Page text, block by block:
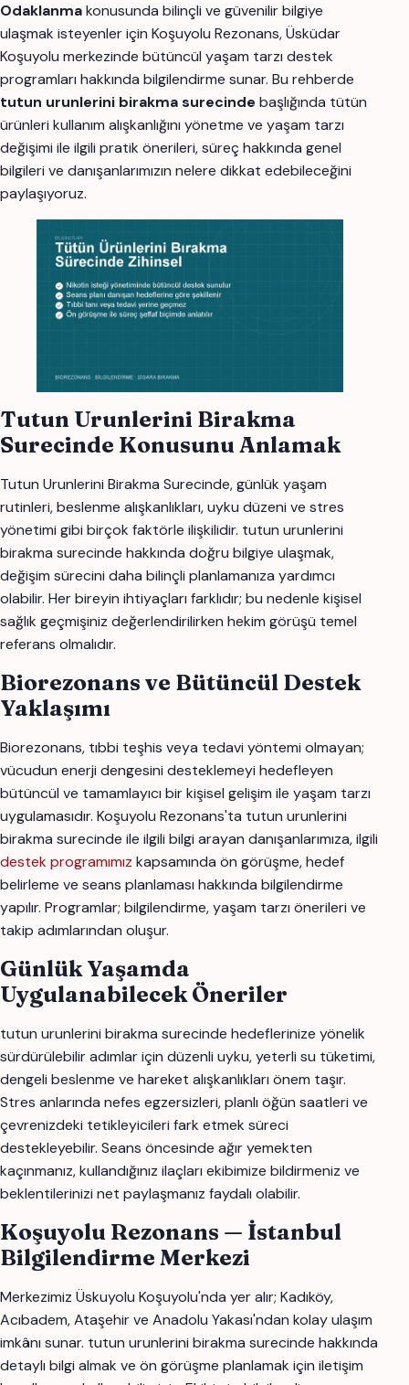
Odaklanmakonusunda bilinçli ve güvenilir bilgiye
ulaşmak isteyenler için Koşuyolu Rezonans, Üsküdar
Koşuyolu merkezinde bütüncül yaşam tarzı destek
programları hakkında bilgilendirme sunar. Bu rehberde
tutun urunlerini birakma surecinde başlığında tütün
ürünleri kullanım alışkanlığını yönetme ve yaşam tarzı
değişimi ile ilgili pratik önerileri, süreç hakkında genel
bilgileri ve danışanlarımızın nelere dikkat edebileceğini
paylaşıyoruz.
Tutun Urunlerini Birakma
Surecinde Konusunu Anlamak
Tutun Urunlerini Birakma Surecinde, günlük yaşam
rutinleri, beslenme alışkanlıkları, uyku düzeni ve stres
yönetimi gibi birçok faktörle ilişkilidir. tutun urunlerini
birakma surecinde hakkında doğru bilgiye ulaşmak,
değişim sürecini daha bilinçli planlamanıza yardımcı
olabilir. Her bireyin ihtiyaçları farklıdır; bu nedenle kişisel
sağlık geçmişiniz değerlendirilirken hekim görüşü temel
referans olmalıdır.
Biorezonans ve Bütüncül Destek
Yaklaşımı
Biorezonans, tıbbi teşhis veya tedavi yöntemi olmayan;
vücudun enerji dengesini desteklemeyi hedefleyen
bütüncül ve tamamlayıcı bir kişisel gelişim ile yaşam tarzı
uygulamasıdır. Koşuyolu Rezonans'ta tutun urunlerini
birakma surecinde ile ilgili bilgi arayan danışanlarımıza, ilgili
destek programımız kapsamında ön görüşme, hedef
belirleme ve seans planlaması hakkında bilgilendirme
yapılır. Programlar; bilgilendirme, yaşam tarzı önerileri ve
takip adımlarından oluşur.
Günlük Yaşamda
Uygulanabilecek Öneriler
tutun urunlerini birakma surecinde hedeflerinize yönelik
sürdürülebilir adımlar için düzenli uyku, yeterli su tüketimi,
dengeli beslenme ve hareket alışkanlıkları önem taşır.
Stres anlarında nefes egzersizleri, planlı öğün saatleri ve
çevrenizdeki tetikleyicileri fark etmek süreci
destekleyebilir. Seans öncesinde ağır yemekten
kaçınmanız, kullandığınız ilaçları ekibimize bildirmeniz ve
beklentilerinizi net paylaşmanız faydalı olabilir.
Koşuyolu Rezonans — İstanbul
Bilgilendirme Merkezi
Merkezimiz Üskuyolu Koşuyolu'nda yer alır; Kadıköy,
Acıbadem, Ataşehir ve Anadolu Yakası'ndan kolay ulaşım
imkânı sunar. tutun urunlerini birakma surecinde hakkında
detaylı bilgi almak ve ön görüşme planlamak için iletişim